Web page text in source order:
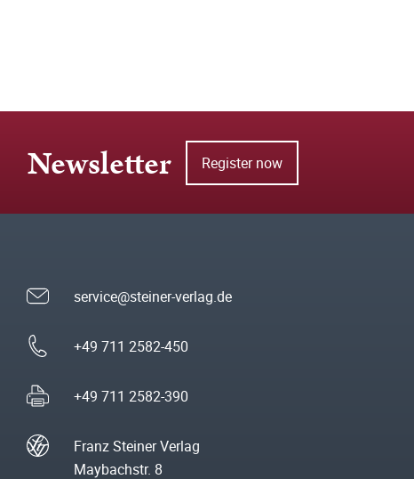
Newsletter Register now
service@steiner-verlag.de
+49 711 2582-450
+49 711 2582-390
Franz Steiner Verlag
Maybachstr. 8